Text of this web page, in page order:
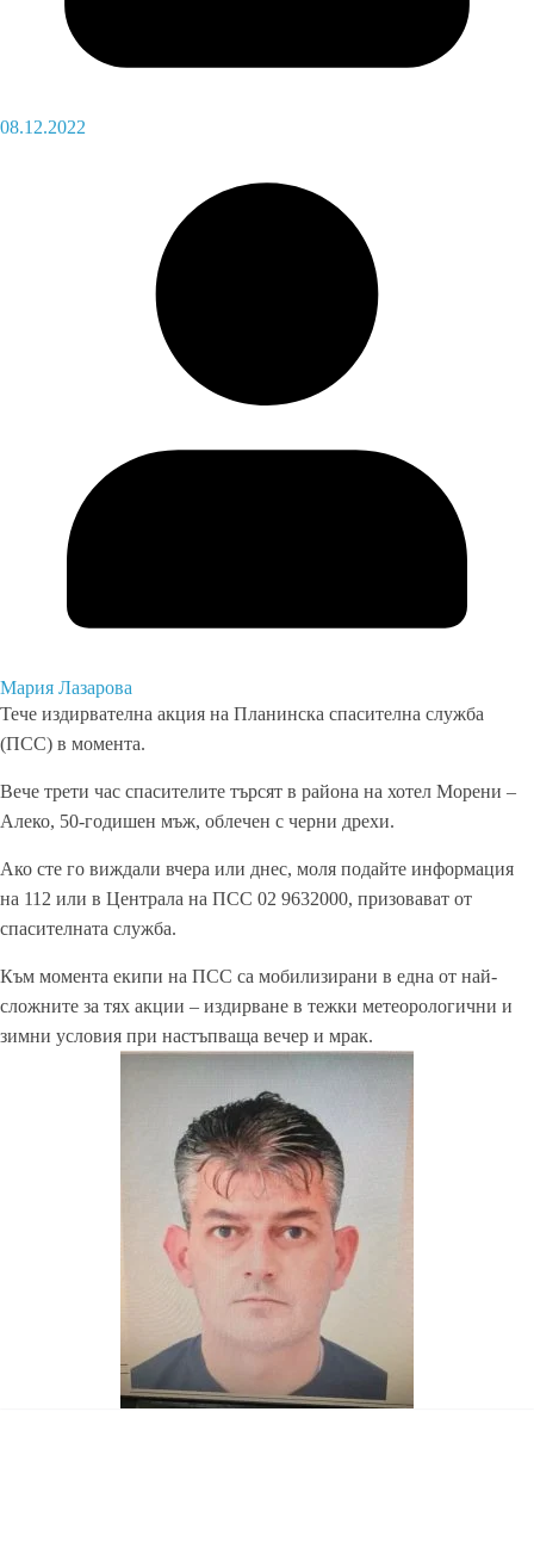
08.12.2022
Мария Лазарова
Тече издирвателна акция на Планинска спасителна служба
(ПСС) в момента.
Вече трети час спасителите търсят в района на хотел Морени –
Алеко, 50-годишен мъж, облечен с черни дрехи.
Ако сте го виждали вчера или днес, моля подайте информация
на 112 или в Централа на ПСС 02 9632000, призовават от
спасителната служба.
Към момента екипи на ПСС са мобилизирани в една от най-
сложните за тях акции – издирване в тежки метеорологични и
зимни условия при настъпваща вечер и мрак.